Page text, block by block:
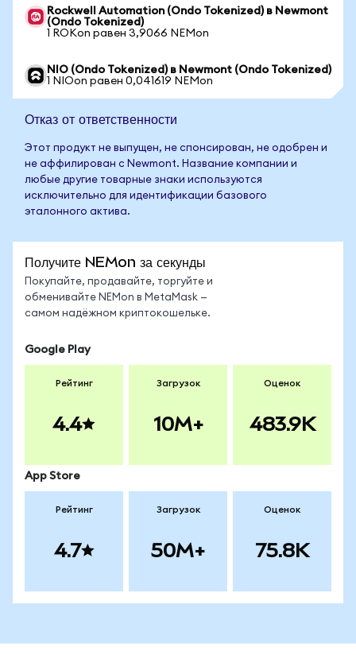
Rockwell Automation (Ondo Tokenized) в Newmont
(Ondo Tokenized)
1 ROKon равен 3,9066 NEMon
NIO (Ondo Tokenized) в Newmont (Ondo Tokenized)
1 NIOon равен 0,041619 NEMon
Отказ от ответственности
Этот продукт не выпущен, не спонсирован, не одобрен и
не аффилирован с Newmont. Название компании и
любые другие товарные знаки используются
исключительно для идентификации базового
эталонного актива.
Получите NEMon за секунды
Покупайте, продавайте, торгуйте и
обменивайте NEMon в MetaMask —
самом надёжном криптокошельке.
Google Play
Рейтинг
4.4
Загрузок
10M+
Оценок
483.9K
App Store
Рейтинг
4.7
Загрузок
50M+
Оценок
75.8K